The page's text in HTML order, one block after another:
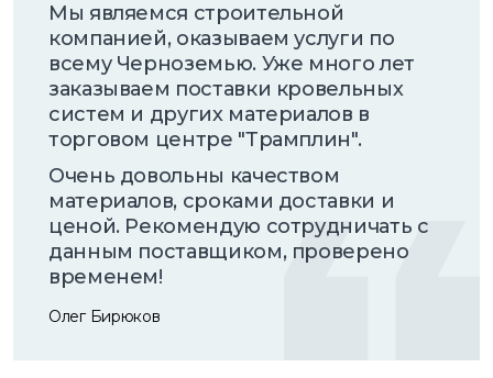
Мы являемся строительной
компанией, оказываем услуги по
всему Черноземью. Уже много лет
заказываем поставки кровельных
систем и других материалов в
торговом центре "Трамплин".
Очень довольны качеством
материалов, сроками доставки и
ценой. Рекомендую сотрудничать с
данным поставщиком, проверено
временем!
Олег Бирюков